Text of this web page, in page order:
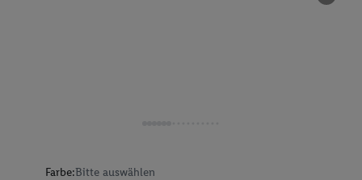
Farbe:Bitte auswählen